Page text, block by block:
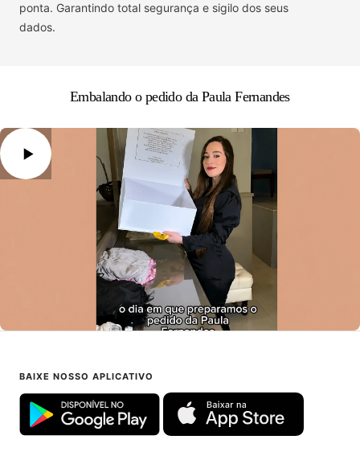
ponta. Garantindo total segurança e sigilo dos seus
dados.
Embalando o pedido da Paula Fernandes
BAIXE NOSSO APLICATIVO